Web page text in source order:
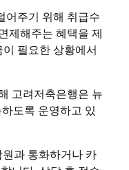
어주기 위해 취급수
제해주는 혜택을 제
필요한 상황에서
고려저축은행은 뉴
도록 운영하고 있
과 통화하거나 카